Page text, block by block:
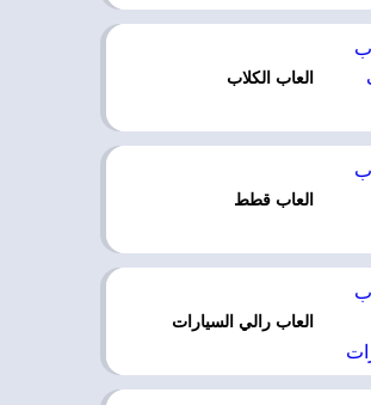
العاب الكلاب
العاب قطط
العاب رالي السيارات